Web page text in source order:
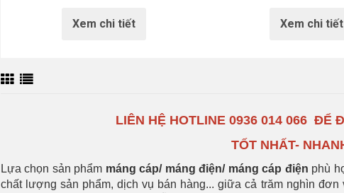
Xem chi tiết Xem chi tiết
LIÊN HỆ HOTLINE0936 014 066 ĐỂ
TỐT NHẤT-
Lựa chọn sản phẩm máng cáp/ máng điện/ máng cáp điện phù
chất lượng sản phẩm, dịch vụ bán hàng... giữa cả trăm nghìn đơn